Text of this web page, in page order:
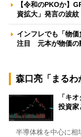
【令和のPKOか】
資拡大」発言の波
インフレでも「物
注目 元本が物価の
森口亮「まるわ
「キ
投資
半導体株を中心に相